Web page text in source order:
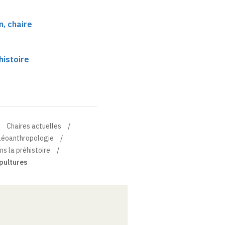
chaire
Chaires actuelles
la préhistoire